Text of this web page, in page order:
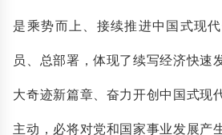
是乘势而上、接续推进中国式现
员、总部署，体现了续写经济快速
大奇迹新篇章、奋力开创中国式现
主动，必将对党和国家事业发展产